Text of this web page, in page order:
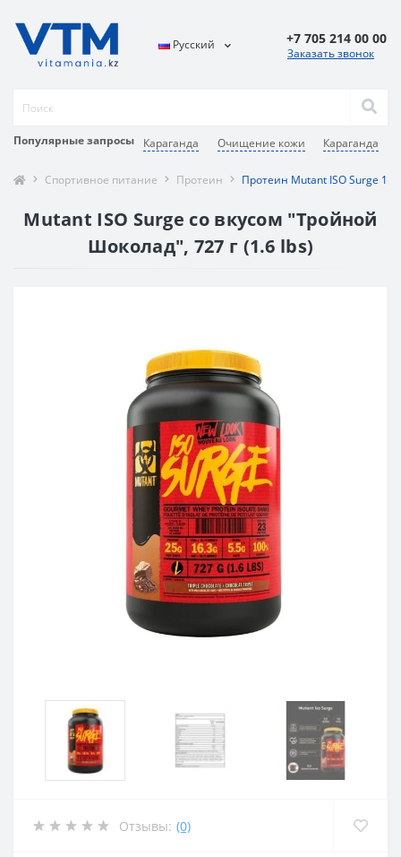
Популярные запросы Караганда Очищение кожи Караганда
Русский +7 705 214 00 00
Заказать звонок
Спортивное питание Протеин Протеин Mutant ISO Surge
Mutant ISO Surge со вкусом "Тройной
Шоколад", 727 г (1.6 lbs)
Отзывы: (0)